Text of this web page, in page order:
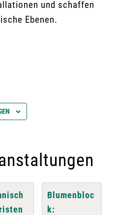
und schaffen
Ebenen.
Blumenbloc
k: